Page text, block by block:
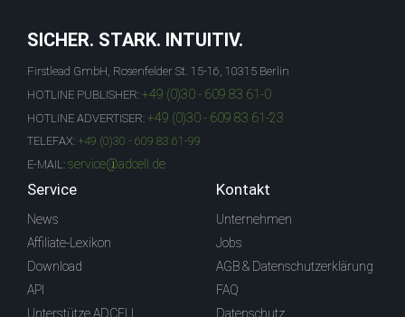
SICHER. STARK. INTUITIV.
Firstlead GmbH, Rosenfelder St. 15-16, 10315 Berlin
HOTLINE PUBLISHER: +49 (0)30 - 609 83 61-0
HOTLINE ADVERTISER: +49 (0)30 - 609 83 61-23
TELEFAX: +49 (0)30 - 609 83 61-99
E-MAIL: service@adcell.de
Service
News
Affiliate-Lexikon
Download
API
Unterstütze ADCELL
Kontakt
Unternehmen
Jobs
AGB & Datenschutzerklärung
FAQ
Datenschutz